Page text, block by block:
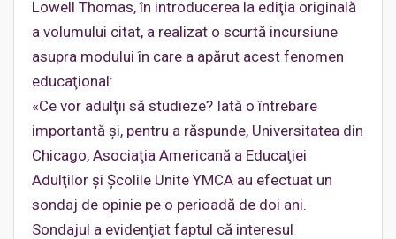
Lowell Thomas, în introducerea la ediţia originală
a volumului citat, a realizat o scurtă incursiune
asupra modului în care a apărut acest fenomen
educaţional:
«Ce vor adulţii să studieze? Iată o întrebare
importantă şi, pentru a răspunde, Universitatea din
Chicago, Asociaţia Americană a Educaţiei
Adulţilor şi Şcolile Unite YMCA au efectuat un
sondaj de opinie pe o perioadă de doi ani.
Sondajul a evidenţiat faptul că interesul